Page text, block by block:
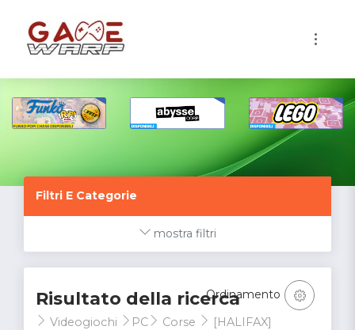
Filtri E Categorie
mostra filtri
Risultato della ricerca
Videogiochi PC Corse [HALIFAX]
Ordinamento